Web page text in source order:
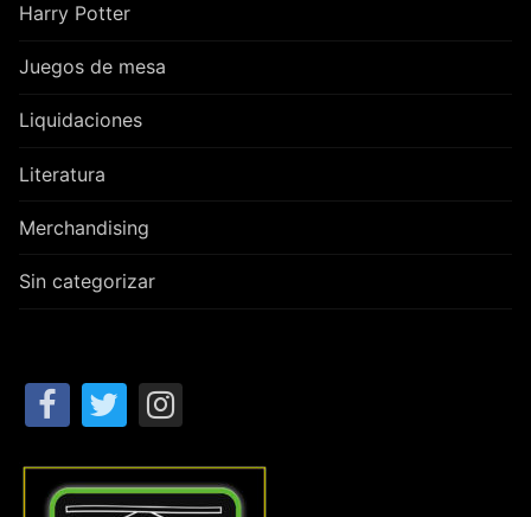
Harry Potter
Juegos de mesa
Liquidaciones
Literatura
Merchandising
Sin categorizar